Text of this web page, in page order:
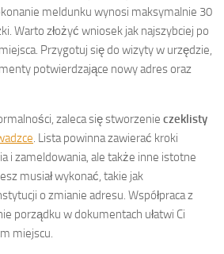
meldunku wynosi maksymalnie 30
Warto złożyć wniosek jak najszybciej po
Przygotuj się do wizyty w urzędzie,
potwierdzające nowy adres oraz
zaleca się stworzenie czeklisty
. Lista powinna zawierać kroki
i zameldowania, ale także inne istotne
musiał wykonać, takie jak
o zmianie adresu. Współpraca z
porządku w dokumentach ułatwi Ci
miejscu.